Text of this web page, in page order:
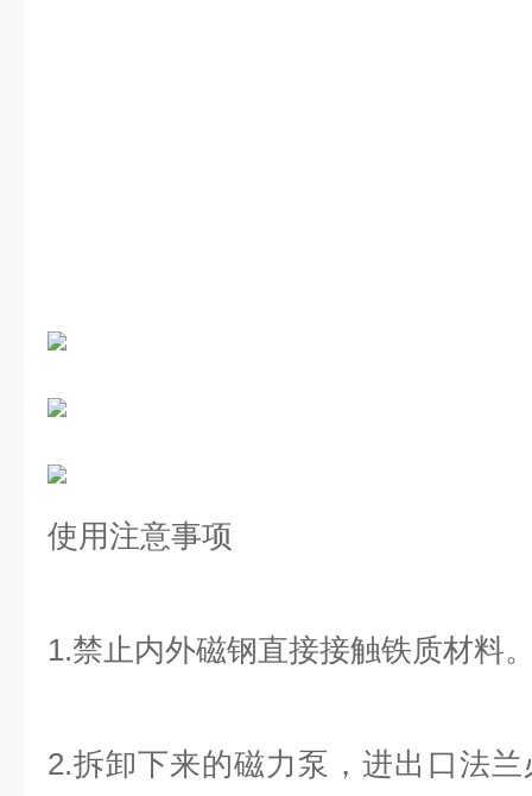
使用注意事项
1.禁止内外磁钢直接接触铁质材料
2.拆卸下来的磁力泵，进出口法